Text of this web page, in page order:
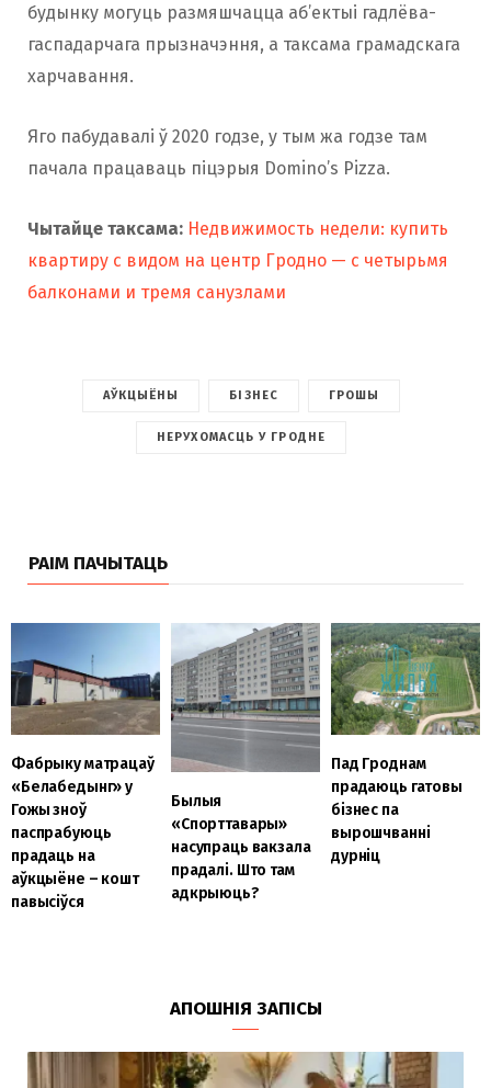
будынку могуць размяшчацца аб’ектыі гадлёва-
гаспадарчага прызначэння, а таксама грамадскага
харчавання.
Яго пабудавалі ў 2020 годзе, у тым жа годзе там
пачала працаваць піцэрыя Domino’s Pizza.
Чытайце таксама: Недвижимость недели: купить
квартиру с видом на центр Гродно — с четырьмя
балконами и тремя санузлами
АЎКЦЫЁНЫ БІЗНЕС ГРОШЫ
НЕРУХОМАСЦЬ У ГРОДНЕ
РАІМ ПАЧЫТАЦЬ
Фабрыку матрацаў
«Белабедынг» у
Гожы зноў
паспрабуюць
прадаць на
аўкцыёне – кошт
павысіўся
Былыя
«Спорттавары»
насупраць вакзала
прадалі. Што там
адкрыюць?
Пад Гроднам
прадаюць гатовы
бізнес па
вырошчванні
дурніц
АПОШНІЯ ЗАПІСЫ